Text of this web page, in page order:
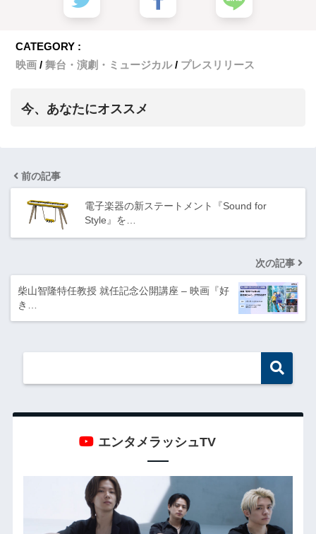
CATEGORY :
映画
舞台・演劇・ミュージカル プレスリリース
今、あなたにオススメ
前の記事
電子楽器の新ステートメント『Sound for
Style』を…
次の記事
柴山智隆特任教授 就任記念公開講座 – 映画『好
き…
エンタメラッシュTV